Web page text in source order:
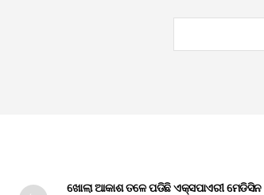
ଖୋଲା ଆକାଶ ତଳେ ପଡିଛି ଏକ୍ସପାଏରୀ ମେଡିସିନ